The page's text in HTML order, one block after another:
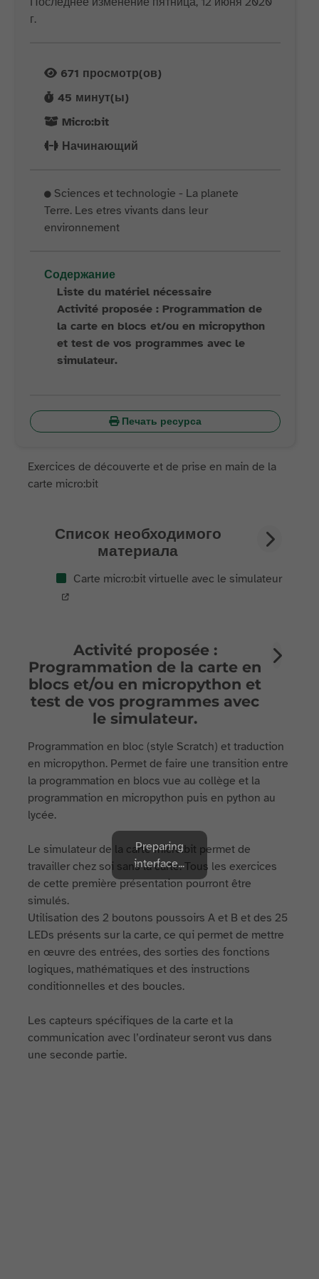
г.
671 просмотр(ов)
45 минут(ы)
Micro:bit
Начинающий
Sciences et technologie - La planete
Terre. Les etres vivants dans leur
environnement
Содержание
Liste du matériel nécessaire
Activité proposée : Programmation de
la carte en blocs et/ou en micropython
et test de vos programmes avec le
simulateur.
Печать ресурса
Exercices de découverte et de prise en main de la
carte micro:bit
Список необходимого
материала
Carte micro:bit virtuelle avec le simulateur
Activité proposée :
Programmation de la carte en
blocs et/ou en micropython et
test de vos programmes avec
le simulateur.
Programmation en bloc (style Scratch) et traduction
en micropython. Permet de faire une transition entre
la programmation en blocs vue au collège et la
programmation en micropython puis en python au
lycée.
Le simulateur de la carte micro:bit permet de
travailler chez soi sans la carte. Tous les exercices
de cette première présentation pourront être
simulés.
Utilisation des 2 boutons poussoirs A et B et des 25
LEDs présents sur la carte, ce qui permet de mettre
en œuvre des entrées, des sorties des fonctions
logiques, mathématiques et des instructions
conditionnelles et des boucles.
Les capteurs spécifiques de la carte et la
communication avec l’ordinateur seront vus dans
une seconde partie.
Preparing
interface...